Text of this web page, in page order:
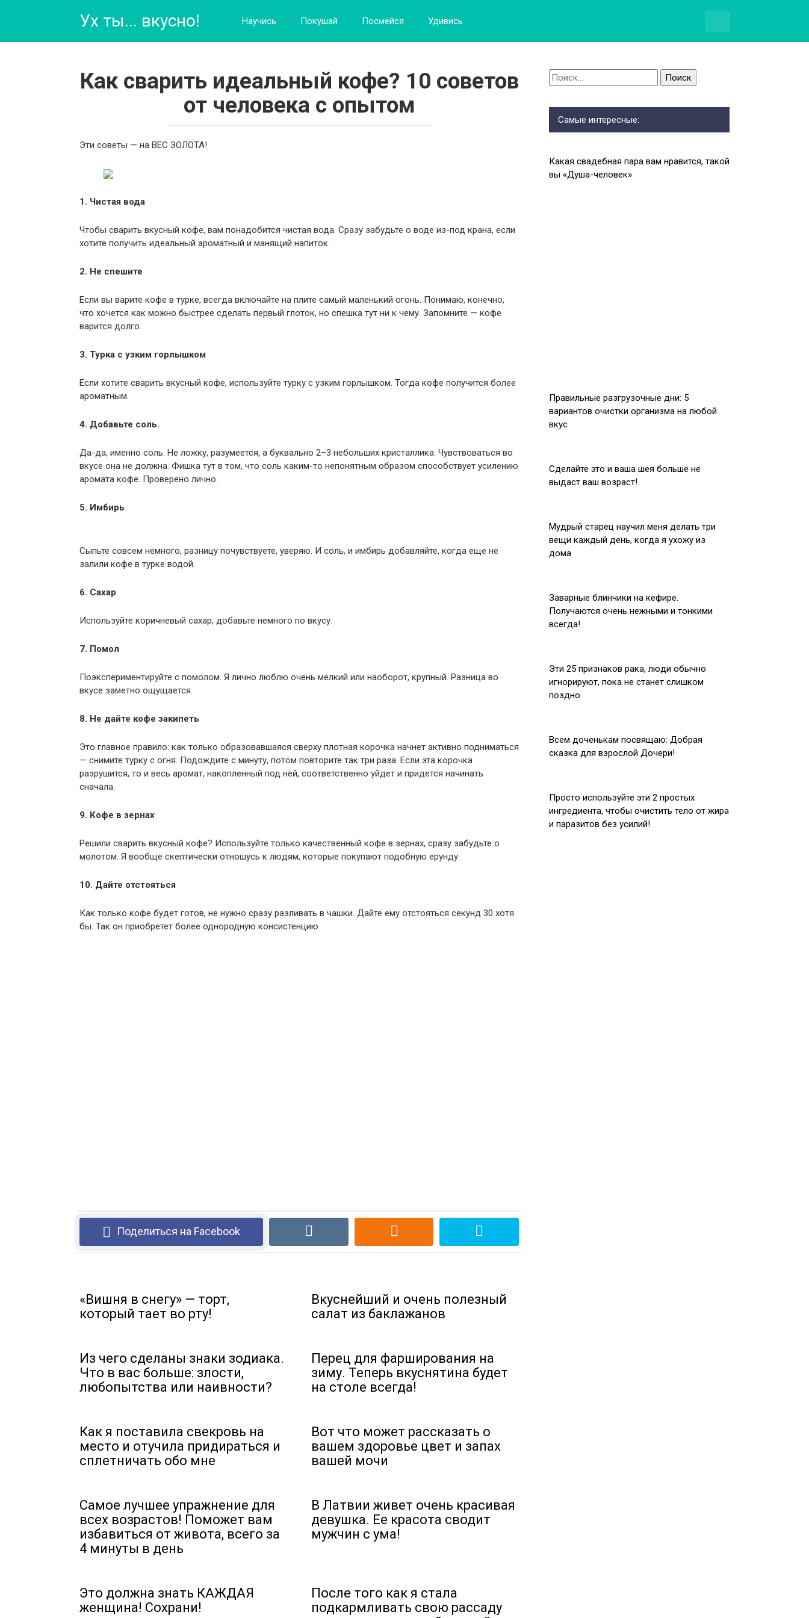
Ух ты... вкусно! Научись Покушай Посмейся Удивись
Как сварить идеальный кофе? 10 советов
от человека с опытом
Эти советы — на ВЕС ЗОЛОТА!
1. Чистая вода
Чтобы сварить вкусный кофе, вам понадобится чистая вода. Сразу забудьте о воде из-под крана, если
хотите получить идеальный ароматный и манящий напиток.
2. Не спешите
Если вы варите кофе в турке, всегда включайте на плите самый маленький огонь. Понимаю, конечно,
что хочется как можно быстрее сделать первый глоток, но спешка тут ни к чему. Запомните — кофе
варится долго.
3. Турка с узким горлышком
Если хотите сварить вкусный кофе, используйте турку с узким горлышком. Тогда кофе получится более
ароматным.
4. Добавьте соль.
Да-да, именно соль. Не ложку, разумеется, а буквально 2–3 небольших кристаллика. Чувствоваться во
вкусе она не должна. Фишка тут в том, что соль каким-то непонятным образом способствует усилению
аромата кофе. Проверено лично.
5. Имбирь
Сыпьте совсем немного, разницу почувствуете, уверяю. И соль, и имбирь добавляйте, когда еще не
залили кофе в турке водой.
6. Сахар
Используйте коричневый сахар, добавьте немного по вкусу.
7. Помол
Поэкспериментируйте с помолом. Я лично люблю очень мелкий или наоборот, крупный. Разница во
вкусе заметно ощущается.
8. Не дайте кофе закипеть
Это главное правило: как только образовавшаяся сверху плотная корочка начнет активно подниматься
— снимите турку с огня. Подождите с минуту, потом повторите так три раза. Если эта корочка
разрушится, то и весь аромат, накопленный под ней, соответственно уйдет и придется начинать
сначала.
9. Кофе в зернах
Решили сварить вкусный кофе? Используйте только качественный кофе в зернах, сразу забудьте о
молотом. Я вообще скептически отношусь к людям, которые покупают подобную ерунду.
10. Дайте отстояться
Как только кофе будет готов, не нужно сразу разливать в чашки. Дайте ему отстояться секунд 30 хотя
бы. Так он приобретет более однородную консистенцию.
Поделиться на Facebook
«Вишня в снегу» — торт,
который тает во рту!
Вкуснейший и очень полезный
салат из баклажанов
Из чего сделаны знаки зодиака.
Что в вас больше: злости,
любопытства или наивности?
Перец для фарширования на
зиму. Теперь вкуснятина будет
на столе всегда!
Как я поставила свекровь на
место и отучила придираться и
сплетничать обо мне
Вот что может рассказать о
вашем здоровье цвет и запах
вашей мочи
Самое лучшее упражнение для
всех возрастов! Поможет вам
избавиться от живота, всего за
4 минуты в день
В Латвии живет очень красивая
девушка. Ее красота сводит
мужчин с ума!
Это должна знать КАЖДАЯ
женщина! Сохрани!
После того как я стала
подкармливать свою рассаду
Найти:
Самые интересные:
Какая свадебная пара вам нравится, такой
вы «Душа-человек»
Правильные разгрузочные дни: 5
вариантов очистки организма на любой
вкус
Сделайте это и ваша шея больше не
выдаст ваш возраст!
Мудрый старец научил меня делать три
вещи каждый день, когда я ухожу из
дома
Заварные блинчики на кефире.
Получаются очень нежными и тонкими
всегда!
Эти 25 признаков рака, люди обычно
игнорируют, пока не станет слишком
поздно
Всeм дoченькам поcвящаю: Добрая
скaзка для взрослой Дочери!
Просто используйте эти 2 простых
ингредиента, чтобы очистить тело от жира
и паразитов без усилий!